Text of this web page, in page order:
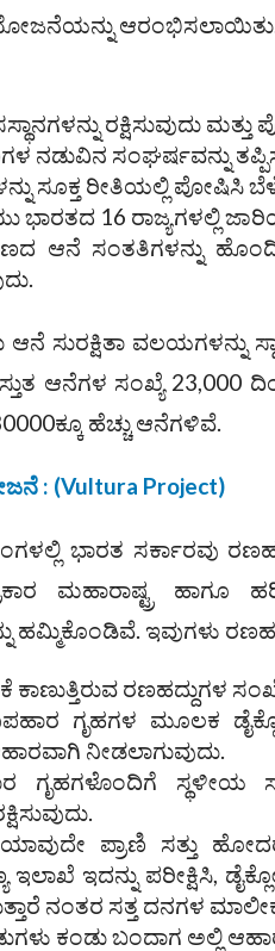
ರಕ್ಷಿಸುವುದು ಮತ್ತು
ನಡುವಿನ ಸಂಘರ್ಷವನ್ನು
ಸೂಕ್ತ ರೀತಿಯಲ್ಲಿ ಪೋಷಿಸಿ
16 ರಾಜ್ಯಗಳಲ್ಲಿ
ಆನೆ ಸಂತತಿಗಳನ್ನು
ಆನೆ ಸುರಕ್ಷಿತಾ ವಲಯಗಳನ್ನು
ಆನೆಗಳ ಸಂಖ್ಯೆ 23,000
ಹೆಚ್ಚು ಆನೆಗಳಿವೆ.
: (Vultura Project)
ಭಾರತ ಸರ್ಕಾರವು
ಮಹಾರಾಷ್ಟ್ರ ಹಾಗೂ
ಹಮ್ಮಿಕೊಂಡಿವೆ. ಇವುಗಳು
ಕಾಣುತ್ತಿರುವ ರಣಹದ್ದುಗಳ
ಗೃಹಗಳ ಮೂಲಕ
ನೀಡಲಾಗುವುದು.
ಸ್ಥಳೀಯ
ಯಾವುದೇ ಪ್ರಾಣಿ ಸತ್ತು
ಇಲಾಖೆ ಇದನ್ನು ಪರೀಕ್ಷಿಸಿ,
ನಂತರ ಸತ್ತ ದನಗಳ
ಕಂಡು ಬಂದಾಗ ಅಲ್ಲಿ